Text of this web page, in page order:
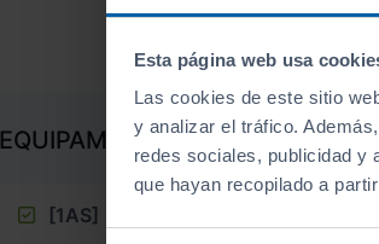
Esta página web usa
Las cookies de este sitio
y analizar el tráfico.
redes sociales, publicidad y
que hayan recopilado a
EQUIPAMIENTO EXTRA
[1AS]